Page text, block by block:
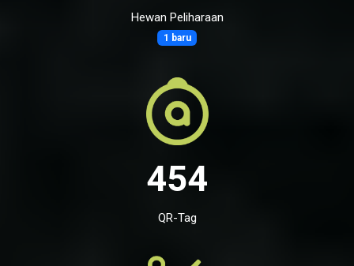
Hewan Peliharaan
1 baru
454
QR-Tag